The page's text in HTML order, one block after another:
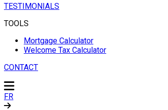
TESTIMONIALS
TOOLS
Mortgage Calculator
Welcome Tax Calculator
CONTACT
FR